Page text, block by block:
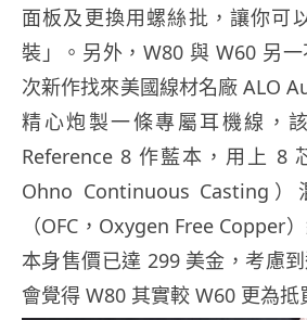
面板及更換用螺絲批，讓你可
裝」。另外，W80 與 W60 另
次新作找來美國線材名廠 ALO
精心炮製一條專屬耳機線，
Reference 8 作藍本，用上 8
Ohno Continuous Casting
（OFC，Oxygen Free Copper
本身售價已達 299 美金，考慮
會覺得 W80 其實較 W60 更為抵